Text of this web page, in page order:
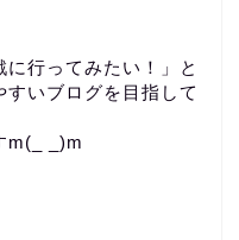
行ってみたい！」と
いブログを目指して
m(_ _)m